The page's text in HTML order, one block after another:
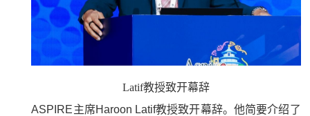
Latif教授致开幕辞
ASPIRE主席Haroon Latif教授致开幕辞。他简要介绍了